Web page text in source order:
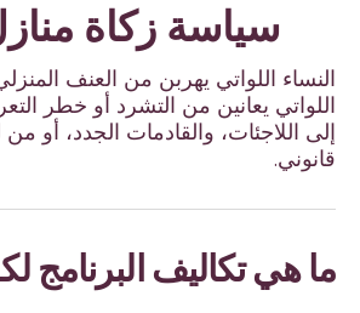
سياسة زكاة
النساء اللواتي يهربن من العنف
اللواتي يعانين من التشرد أو خطر
إلى اللاجئات، والقادمات الجدد، أو
قانوني.
ما هي تكاليف البرنامج